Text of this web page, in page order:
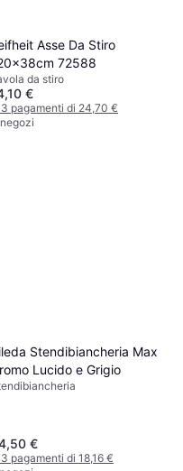
Asse Da Stiro
72588
da stiro
€
pagamenti di 24,70 €
Stendibiancheria Max
Lucido e Grigio
€
pagamenti di 18,16 €